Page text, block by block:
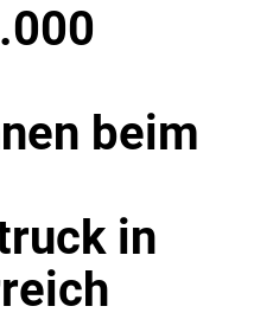
beim
in